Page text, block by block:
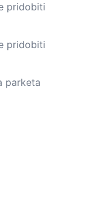
pridobiti
pridobiti
parketa